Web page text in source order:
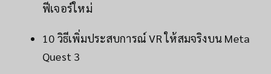
ฟีเจอร์ใหม่
10 วิธีเพิ่มประสบการณ์ VR ให้สมจริงบน Meta
Quest 3